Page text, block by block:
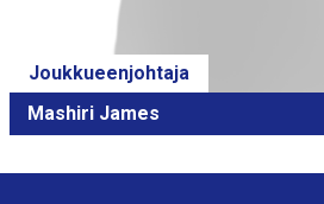
Joukkueenjohtaja
Mashiri James